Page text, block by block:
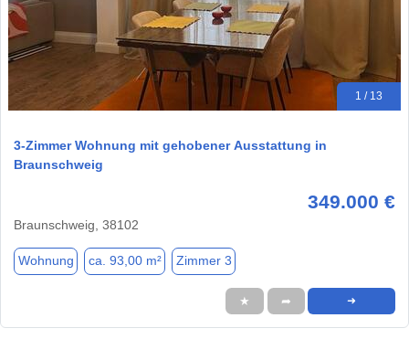
1 / 13
3-Zimmer Wohnung mit gehobener Ausstattung in
Braunschweig
349.000 €
Braunschweig, 38102
Wohnung ca. 93,00 m² Zimmer 3
★ ➦ ➜